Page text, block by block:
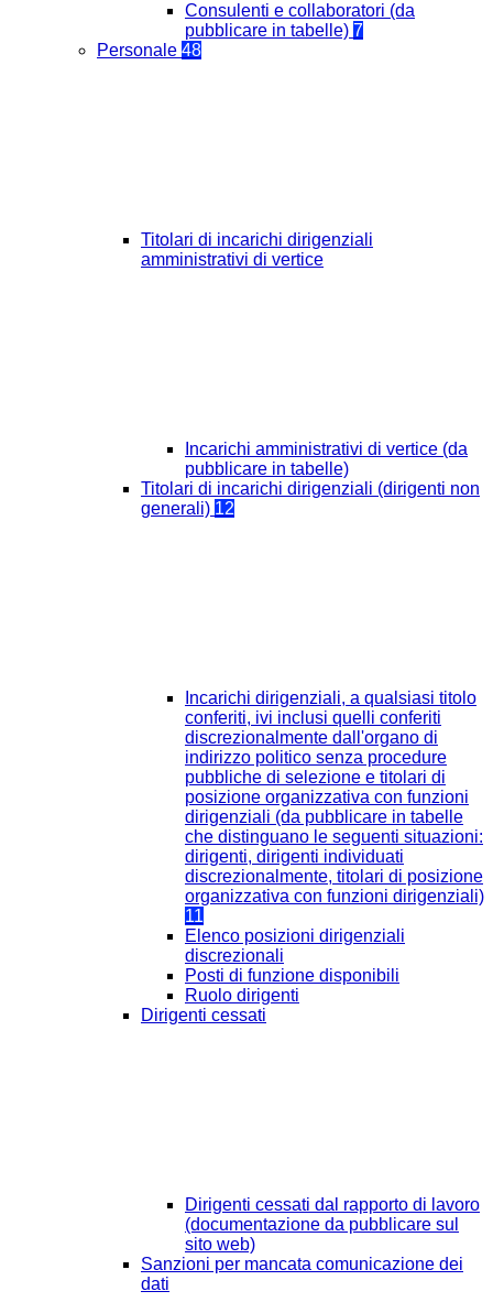
Consulenti e collaboratori (da
pubblicare in tabelle) 7
Personale 48
Titolari di incarichi dirigenziali
amministrativi di vertice
Incarichi amministrativi di vertice (da
pubblicare in tabelle)
Titolari di incarichi dirigenziali (dirigenti non
generali) 12
Incarichi dirigenziali, a qualsiasi titolo
conferiti, ivi inclusi quelli conferiti
discrezionalmente dall'organo di
indirizzo politico senza procedure
pubbliche di selezione e titolari di
posizione organizzativa con funzioni
dirigenziali (da pubblicare in tabelle
che distinguano le seguenti situazioni:
dirigenti, dirigenti individuati
discrezionalmente, titolari di posizione
organizzativa con funzioni dirigenziali)
11
Elenco posizioni dirigenziali
discrezionali
Posti di funzione disponibili
Ruolo dirigenti
Dirigenti cessati
Dirigenti cessati dal rapporto di lavoro
(documentazione da pubblicare sul
sito web)
Sanzioni per mancata comunicazione dei
dati